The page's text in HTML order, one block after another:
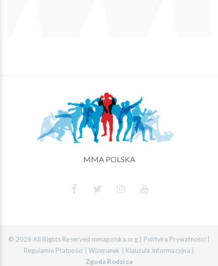
MMA POLSKA
© 2026 All Rights Reserved mmapolska.org | Polityka Prywatności|
Regulamin Płatności |Wizerunek Klauzula Informacyjna
Zgoda Rodzica